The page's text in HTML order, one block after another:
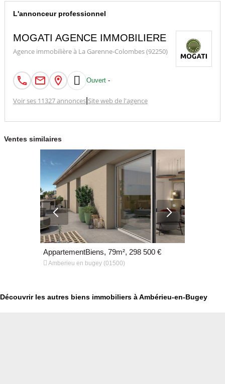
L'annonceur professionnel
MOGATI AGENCE IMMOBILIERE
Agence immobilière à La Garenne-Colombes (92250)
 Ouvert -
Voir ses 11327 annonces| Site web de l'agence
Ventes similaires
AppartementBiens, 79m², 298 500 €
 Amberieu en bugey (01500)
Découvrir les autres biens immobiliers à Ambérieu-en-Bugey